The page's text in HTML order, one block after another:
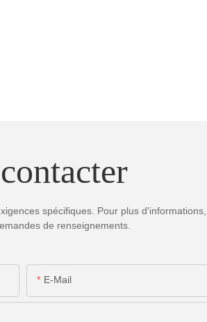
spécifiques. Pour plus
de renseignements.
E-Mail